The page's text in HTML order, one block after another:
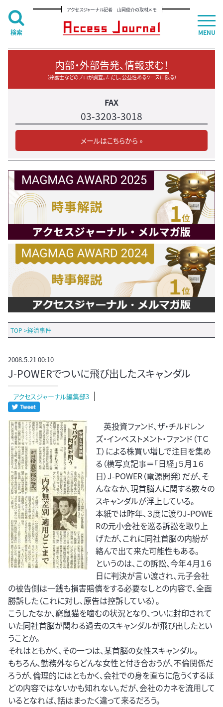
アクセスジャーナル記者 山岡俊介の取材メモ
内部・外部告発、情報求む！
（弁護士などのプロが調査。ただし、公益性あるケースに限る）
FAX
03-3203-3018
メールはこちらから »
TOP >経済事件
2008.5.21 00:10
J-POWERでついに飛び出したスキャンダル
アクセスジャーナル編集部3
英投資ファンド、ザ・チルドレン
ズ・インベストメント・ファンド（ＴＣ
Ｉ）による株買い増しで注目を集め
る（横写真記事＝「日経」５月１６
日）J-POWER（電源開発）だが、そ
んななか、現首脳人に関する数々の
スキャンダルが浮上している。
本紙では昨年、３度に渡りJ-POWE
Rの元小会社を巡る訴訟を取り上
げたが、これに同社首脳の内紛が
絡んで出て来た可能性もある。
というのは、この訴訟、今年４月１６
日に判決が言い渡され、元子会社
の被告側は一銭も損害賠償をする必要なしとの内容で、全面
勝訴した（これに対し、原告は控訴している）。
こうしたなか、窮鼠猫を噛むの状況となり、ついに封印されて
いた同社首脳が関わる過去のスキャンダルが飛び出したとい
うことか。
それはともかく、その一つは、某首脳の女性スキャンダル。
もちろん、勤務外ならどんな女性と付き合おうが、不倫関係だ
ろうが、倫理的にはともかく、会社での身を直ちに危うくするほ
どの内容ではないかも知れない。だが、会社のカネを流用して
いるとなれば、話はまったく違って来るだろう。
MENU
検索